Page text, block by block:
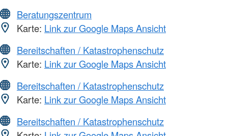
Beratungszentrum
Karte: Link zur Google Maps Ansicht
Bereitschaften / Katastrophenschutz
Karte: Link zur Google Maps Ansicht
Bereitschaften / Katastrophenschutz
Karte: Link zur Google Maps Ansicht
Bereitschaften / Katastrophenschutz